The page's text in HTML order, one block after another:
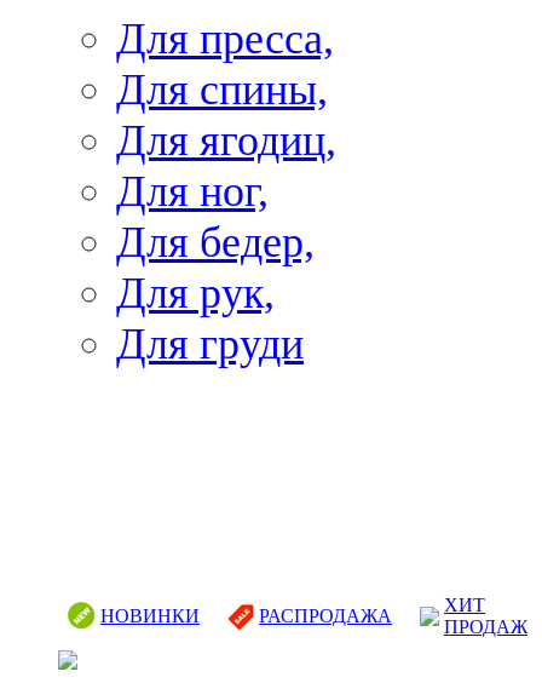
Для пресса,
Для спины,
Для ягодиц,
Для ног,
Для бедер,
Для рук,
Для груди
НОВИНКИ РАСПРОДАЖА
ХИТ
ПРОДАЖ